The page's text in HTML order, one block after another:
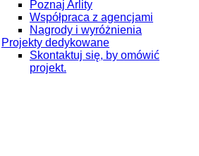
Poznaj Arlity
Współpraca z agencjami
Nagrody i wyróżnienia
Projekty dedykowane
Skontaktuj się, by omówić
projekt.